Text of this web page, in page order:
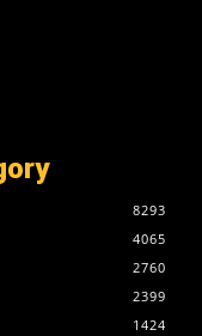
8293
4065
2760
2399
1424